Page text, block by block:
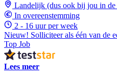
Landelijk (dus ook bij jou in de
In overeenstemming
2 - 16 uur per week
Nieuw! Solliciteer als één van de
Top Job
Lees meer